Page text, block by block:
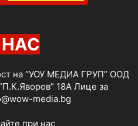
на “УОУ МЕДИА ГРУП” ООД
18А Лице за
media.bg
при нас